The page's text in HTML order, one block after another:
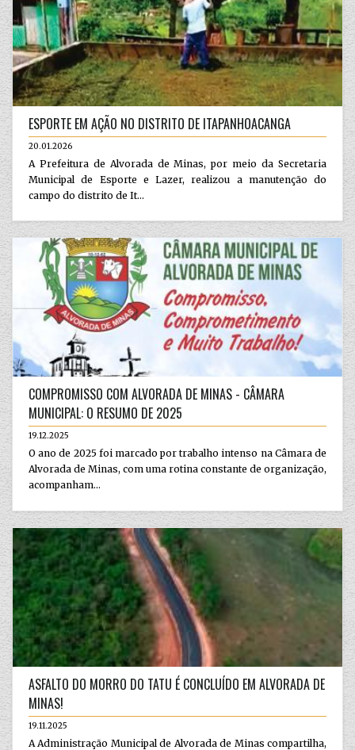
ESPORTE EM AÇÃO NO DISTRITO DE ITAPANHOACANGA
20.01.2026
A Prefeitura de Alvorada de Minas, por meio da Secretaria
Municipal de Esporte e Lazer, realizou a manutenção do
campo do distrito de It...
COMPROMISSO COM ALVORADA DE MINAS - CÂMARA
MUNICIPAL: O RESUMO DE 2025
19.12.2025
O ano de 2025 foi marcado por trabalho intenso na Câmara de
Alvorada de Minas, com uma rotina constante de organização,
acompanham...
ASFALTO DO MORRO DO TATU É CONCLUÍDO EM ALVORADA DE
MINAS!
19.11.2025
A Administração Municipal de Alvorada de Minas compartilha,